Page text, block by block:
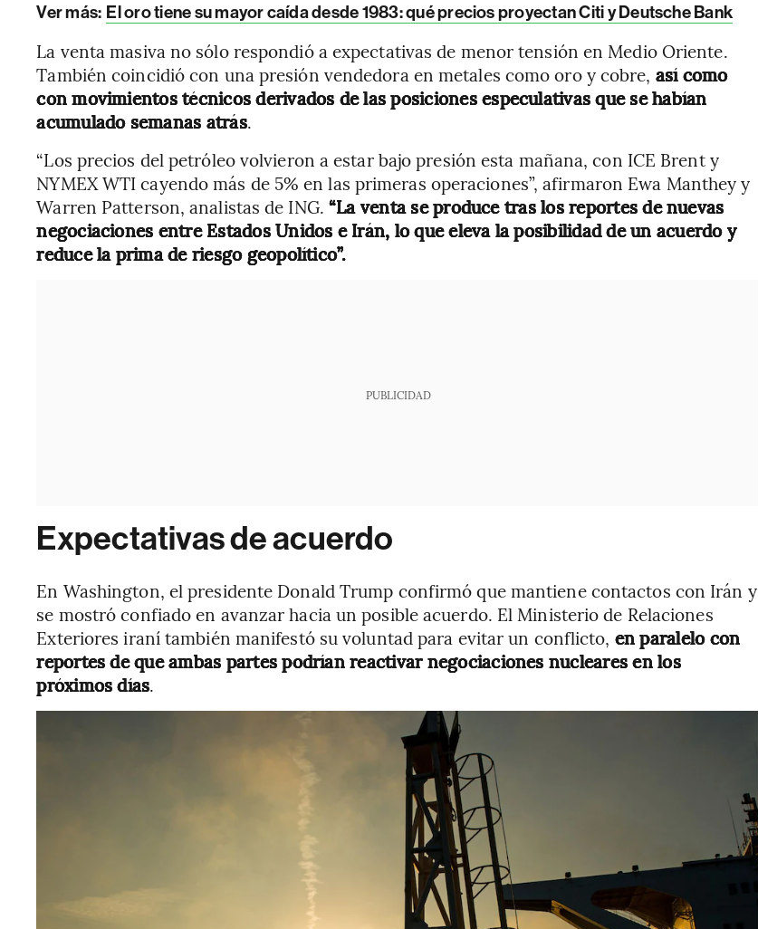
Ver más: El oro tiene su mayor caída desde 1983: qué precios proyectan Citi y Deutsche Bank
La venta masiva no sólo respondió a expectativas de menor tensión en Medio Oriente.
También coincidió con una presión vendedora en metales como oro y cobre, así como
con movimientos técnicos derivados de las posiciones especulativas que se habían
acumulado semanas atrás.
“Los precios del petróleo volvieron a estar bajo presión esta mañana, con ICE Brent y
NYMEX WTI cayendo más de 5% en las primeras operaciones”, afirmaron Ewa Manthey y
Warren Patterson, analistas de ING. “La venta se produce tras los reportes de nuevas
negociaciones entre Estados Unidos e Irán, lo que eleva la posibilidad de un acuerdo y
reduce la prima de riesgo geopolítico”.
PUBLICIDAD
Expectativas de acuerdo
En Washington, el presidente Donald Trump confirmó que mantiene contactos con Irán y
se mostró confiado en avanzar hacia un posible acuerdo. El Ministerio de Relaciones
Exteriores iraní también manifestó su voluntad para evitar un conflicto, en paralelo con
reportes de que ambas partes podrían reactivar negociaciones nucleares en los
próximos días.